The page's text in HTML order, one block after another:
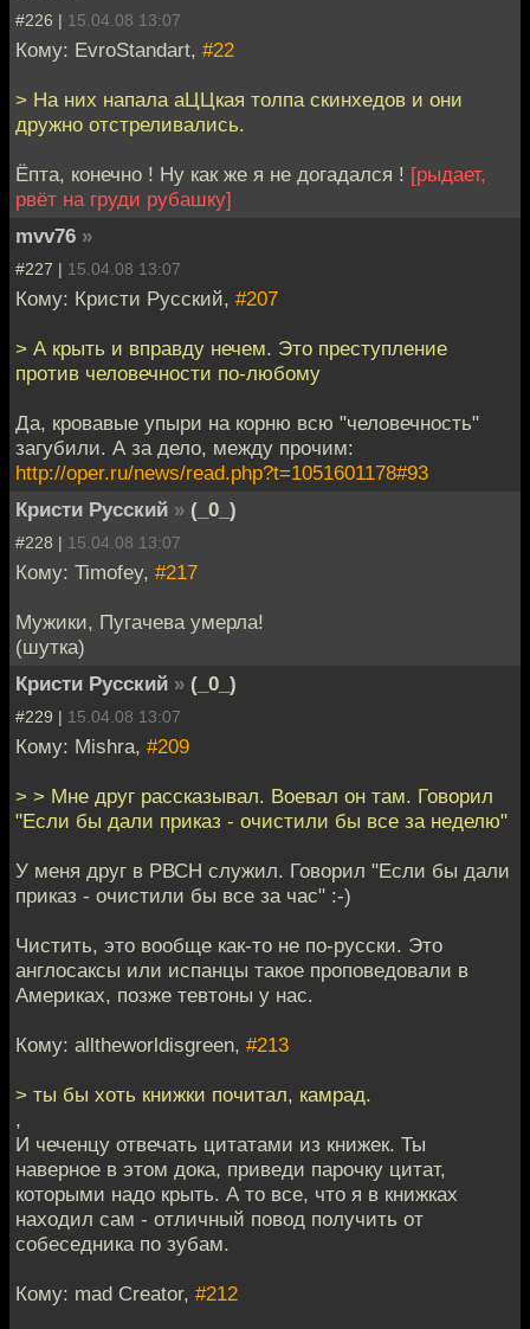
#226 | 15.04.08 13:07
Кому: EvroStandart, #22
> На них напала аЦЦкая толпа скинхедов и они
дружно отстреливались.
Ёпта, конечно ! Ну как же я не догадался ! [рыдает,
рвёт на груди рубашку]
mvv76 »
#227 | 15.04.08 13:07
Кому: Кристи Русский, #207
> А крыть и вправду нечем. Это преступление
против человечности по-любому
Да, кровавые упыри на корню всю "человечность"
загубили. А за дело, между прочим:
http://oper.ru/news/read.php?t=1051601178#93
Кристи Русский » (_0_)
#228 | 15.04.08 13:07
Кому: Timofey, #217
Мужики, Пугачева умерла!
(шутка)
Кристи Русский » (_0_)
#229 | 15.04.08 13:07
Кому: Mishra, #209
> > Мне друг рассказывал. Воевал он там. Говорил
"Если бы дали приказ - очистили бы все за неделю"
У меня друг в РВСН служил. Говорил "Если бы дали
приказ - очистили бы все за час" :-)
Чистить, это вообще как-то не по-русски. Это
англосаксы или испанцы такое проповедовали в
Америках, позже тевтоны у нас.
Кому: alltheworldisgreen, #213
> ты бы хоть книжки почитал, камрад.
,
И чеченцу отвечать цитатами из книжек. Ты
наверное в этом дока, приведи парочку цитат,
которыми надо крыть. А то все, что я в книжках
находил сам - отличный повод получить от
собеседника по зубам.
Кому: mad Creator, #212